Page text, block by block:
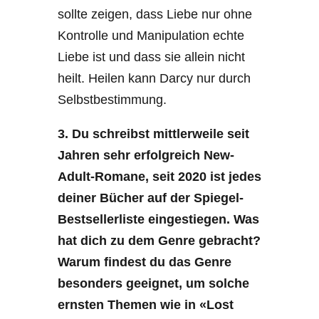
sollte zeigen, dass Liebe nur ohne
Kontrolle und Manipulation echte
Liebe ist und dass sie allein nicht
heilt. Heilen kann Darcy nur durch
Selbstbestimmung.
3. Du schreibst mittlerweile seit
Jahren sehr erfolgreich New-
Adult-Romane, seit 2020 ist jedes
deiner Bücher auf der Spiegel-
Bestsellerliste eingestiegen. Was
hat dich zu dem Genre gebracht?
Warum findest du das Genre
besonders geeignet, um solche
ernsten Themen wie in «Lost